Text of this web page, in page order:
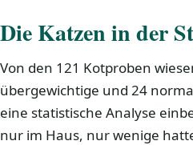
Die Katzen in der
Von den 121 Kotproben
übergewichtige und 24
eine statistische Analyse
nur im Haus, nur wenige